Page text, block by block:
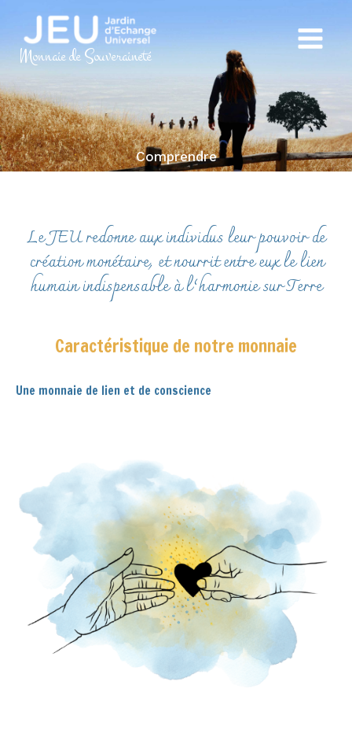
contenuMonnaie de Souveraineté
Main
Menu
Comprendre
Le JEU redonne aux individus leur pouvoir de
création monétaire, et nourrit entre eux le lien
humain indispensable à l’harmonie sur Terre
Caractéristique de notre monnaie
Une monnaie de lien et de conscience